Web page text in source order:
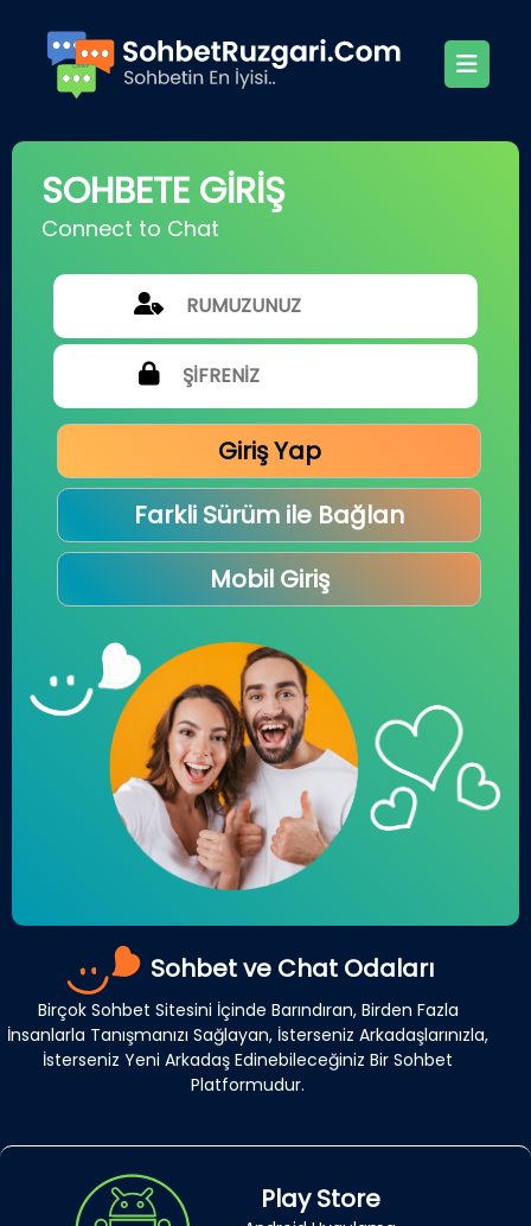
SOHBETE GİRİŞ
Connect to Chat
Giriş Yap
Farkli Sürüm ile Bağlan
Mobil Giriş
Sohbet ve Chat Odaları
Birçok Sohbet Sitesini İçinde Barındıran, Birden Fazla
İnsanlarla Tanışmanızı Sağlayan, İsterseniz Arkadaşlarınızla,
İsterseniz Yeni Arkadaş Edinebileceğiniz Bir Sohbet
Platformudur.
Play Store